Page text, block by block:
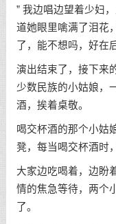
” 我边唱边望着少妇
道她眼里噙满了泪花
了，能不想吗，好在
演出结束了，接下来
少数民族的小姑娘，
酒，挨着桌敬。
喝交杯酒的那个小姑
凳，每当喝交杯酒时
大家边吃喝着，边盼
情的焦急等待，两个
了。